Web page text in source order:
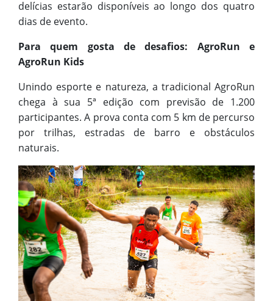
delícias estarão disponíveis ao longo dos quatro
dias de evento.
Para quem gosta de desafios: AgroRun e
AgroRun Kids
Unindo esporte e natureza, a tradicional AgroRun
chega à sua 5ª edição com previsão de 1.200
participantes. A prova conta com 5 km de percurso
por trilhas, estradas de barro e obstáculos
naturais.